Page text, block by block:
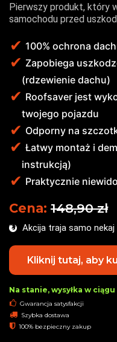
Pierwszy produkt, który
samochodu przed
100% ochrona
Zapobiega
(rdzewienie dachu)
Roofsaver jest
twojego pojazdu
Odporny na
Łatwy montaż i
instrukcją)
Praktycznie
Cena: 148,90 zł
Akcija traja samo nekaj
Kliknij tutaj, aby
Na stanie, wysyłka w
Gwarancja satysfakcji
Szybka dostawa
100% bezpieczny zakup